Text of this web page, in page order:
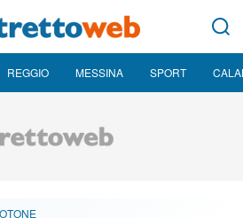
REGGIO MESSINA SPORT